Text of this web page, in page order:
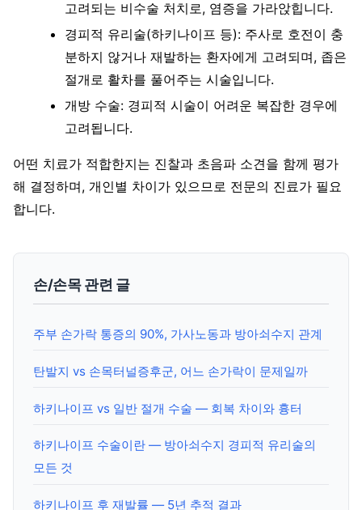
고려되는 비수술 처치로, 염증을 가라앉힙니다.
경피적 유리술(하키나이프 등): 주사로 호전이 충
분하지 않거나 재발하는 환자에게 고려되며, 좁은
절개로 활차를 풀어주는 시술입니다.
개방 수술: 경피적 시술이 어려운 복잡한 경우에
고려됩니다.
어떤 치료가 적합한지는 진찰과 초음파 소견을 함께 평가
해 결정하며, 개인별 차이가 있으므로 전문의 진료가 필요
합니다.
손/손목 관련 글
주부 손가락 통증의 90%, 가사노동과 방아쇠수지 관계
탄발지 vs 손목터널증후군, 어느 손가락이 문제일까
하키나이프 vs 일반 절개 수술 — 회복 차이와 흉터
하키나이프 수술이란 — 방아쇠수지 경피적 유리술의
모든 것
하키나이프 후 재발률 — 5년 추적 결과